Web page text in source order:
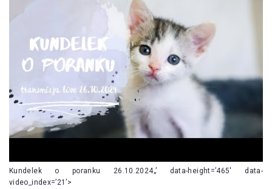
Kundelek o poranku 26.10.2024„’ data-height=’465′ data-
video_index=’21’>